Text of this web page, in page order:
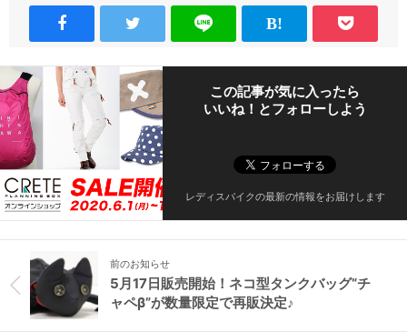
この記事が気に入ったら
いいね！とフォローしよう
レディスバイクの最新の情報をお届けします
前のお知らせ
5月17日販売開始！ネコ型タンクバッグ“チ
ャペβ”が数量限定で再販決定♪